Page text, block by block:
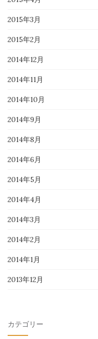
2015年3月
2015年2月
2014年12月
2014年11月
2014年10月
2014年9月
2014年8月
2014年6月
2014年5月
2014年4月
2014年3月
2014年2月
2014年1月
2013年12月
カテゴリー